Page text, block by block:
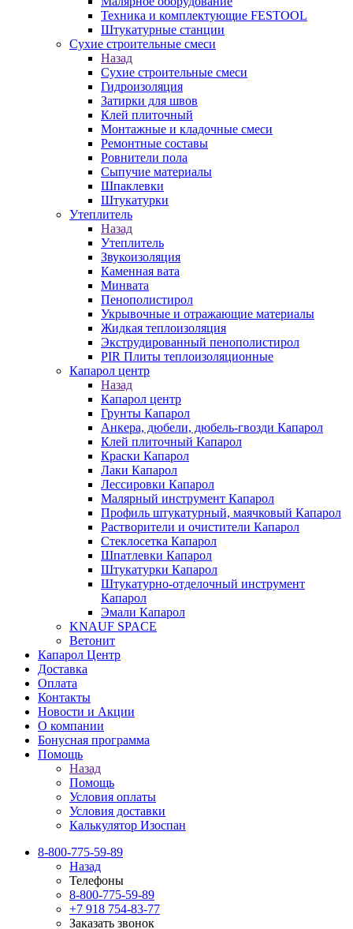
Техника и комплектующие FESTOOL
Штукатурные станции
Сухие строительные смеси
Назад
Сухие строительные смеси
Гидроизоляция
Затирки для швов
Клей плиточный
Монтажные и кладочные смеси
Ремонтные составы
Ровнители пола
Сыпучие материалы
Шпаклевки
Штукатурки
Утеплитель
Назад
Утеплитель
Звукоизоляция
Каменная вата
Минвата
Пенополистирол
Укрывочные и отражающие материалы
Жидкая теплоизоляция
Экструдированный пенополистирол
PIR Плиты теплоизоляционные
Капарол центр
Назад
Капарол центр
Грунты Капарол
Анкера, дюбели, дюбель-гвозди Капарол
Клей плиточный Капарол
Краски Капарол
Лаки Капарол
Лессировки Капарол
Малярный инструмент Капарол
Профиль штукатурный, маячковый Капарол
Растворители и очистители Капарол
Cтеклосетка Капарол
Шпатлевки Капарол
Штукатурки Капарол
Штукатурно-отделочный инструмент
Капарол
Эмали Капарол
KNAUF SPACE
Ветонит
Капарол Центр
Доставка
Оплата
Контакты
Новости и Акции
О компании
Бонусная программа
Помощь
Назад
Помощь
Условия оплаты
Условия доставки
Калькулятор Изоспан
8-800-775-59-89
Назад
Телефоны
8-800-775-59-89
+7 918 754-83-77
Заказать звонок